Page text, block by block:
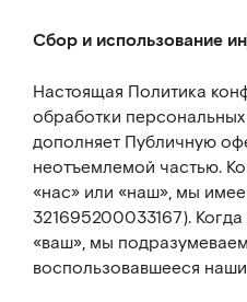
Сбор и использование
Настоящая Политика
обработки
дополняет Публичную
неотъемлемой частью.
«нас» или «наш», мы
321695200033167).
«ваш», мы
воспользовавшееся